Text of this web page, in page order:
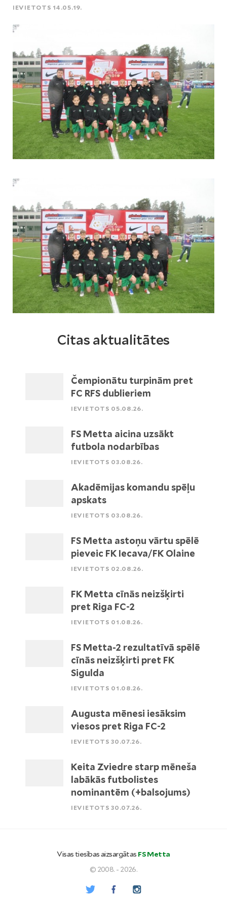
IEVIETOTS 14.05.19.
Citas aktualitātes
Čempionātu turpinām pret
FC RFS dublieriem
IEVIETOTS 05.08.26.
FS Metta aicina uzsākt
futbola nodarbības
IEVIETOTS 03.08.26.
Akadēmijas komandu spēļu
apskats
IEVIETOTS 03.08.26.
FS Metta astoņu vārtu spēlē
pieveic FK Iecava/FK Olaine
IEVIETOTS 02.08.26.
FK Metta cīnās neizšķirti
pret Riga FC-2
IEVIETOTS 01.08.26.
FS Metta-2 rezultatīvā spēlē
cīnās neizšķirti pret FK
Sigulda
IEVIETOTS 01.08.26.
Augusta mēnesi iesāksim
viesos pret Riga FC-2
IEVIETOTS 30.07.26.
Keita Zviedre starp mēneša
labākās futbolistes
nominantēm (+balsojums)
IEVIETOTS 30.07.26.
Visas tiesības aizsargātas FS Metta
© 2008. - 2026.